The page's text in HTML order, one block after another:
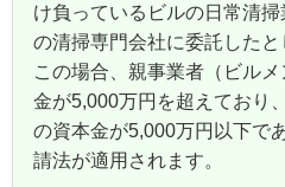
け負っているビルの日常清
の清掃専門会社に委託したと
この場合、親事業者（ビル
金が5,000万円を超えており
の資本金が5,000万円以下で
請法が適用されます。